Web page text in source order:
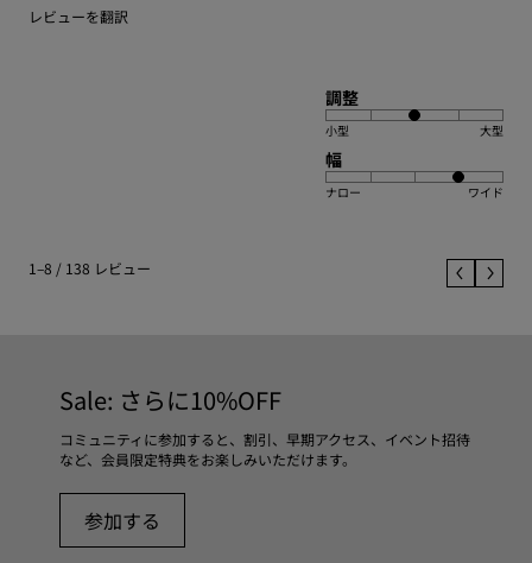
レビューを翻訳
調整
小型 大型
幅
ナロー ワイド
1–8 / 138 レビュー
Sale: さらに10%OFF
コミュニティに参加すると、割引、早期アクセス、イベント招待
など、会員限定特典をお楽しみいただけます。
参加する